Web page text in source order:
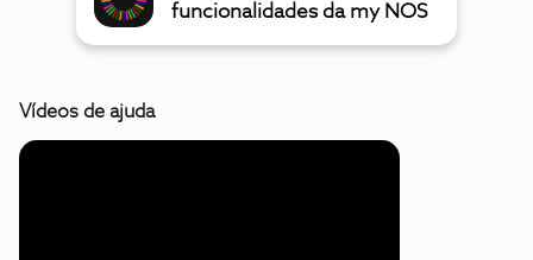
funcionalidades da my NOS
Vídeos de ajuda